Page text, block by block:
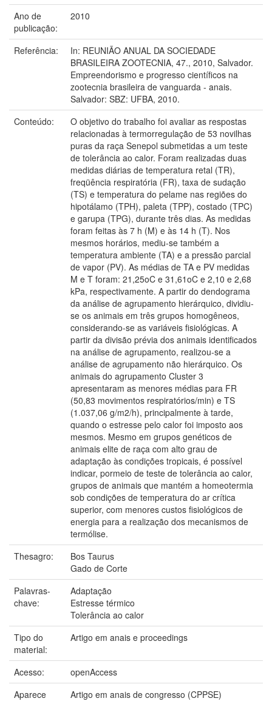
Ano de
publicação:
2010
Referência:
In: REUNIÃO ANUAL DA SOCIEDADE
BRASILEIRA ZOOTECNIA, 47., 2010, Salvador.
Empreendorismo e progresso científicos na
zootecnia brasileira de vanguarda - anais.
Salvador: SBZ: UFBA, 2010.
Conteúdo:
O objetivo do trabalho foi avaliar as respostas
relacionadas à termorregulação de 53 novilhas
puras da raça Senepol submetidas a um teste
de tolerância ao calor. Foram realizadas duas
medidas diárias de temperatura retal (TR),
freqüência respiratória (FR), taxa de sudação
(TS) e temperatura do pelame nas regiões do
hipotálamo (TPH), paleta (TPP), costado (TPC)
e garupa (TPG), durante três dias. As medidas
foram feitas às 7 h (M) e às 14 h (T). Nos
mesmos horários, mediu-se também a
temperatura ambiente (TA) e a pressão parcial
de vapor (PV). As médias de TA e PV medidas
M e T foram: 21,25oC e 31,61oC e 2,10 e 2,68
kPa, respectivamente. A partir do dendograma
da análise de agrupamento hierárquico, dividiu-
se os animais em três grupos homogêneos,
considerando-se as variáveis fisiológicas. A
partir da divisão prévia dos animais identificados
na análise de agrupamento, realizou-se a
análise de agrupamento não hierárquico. Os
animais do agrupamento Cluster 3
apresentaram as menores médias para FR
(50,83 movimentos respiratórios/min) e TS
(1.037,06 g/m2/h), principalmente à tarde,
quando o estresse pelo calor foi imposto aos
mesmos. Mesmo em grupos genéticos de
animais elite de raça com alto grau de
adaptação às condições tropicais, é possível
indicar, pormeio de teste de tolerância ao calor,
grupos de animais que mantém a homeotermia
sob condições de temperatura do ar crítica
superior, com menores custos fisiológicos de
energia para a realização dos mecanismos de
termólise.
Thesagro:
Bos Taurus
Gado de Corte
Palavras-
chave:
Adaptação
Estresse térmico
Tolerância ao calor
Tipo do
material:
Artigo em anais e proceedings
Acesso:
openAccess
Aparece
Artigo em anais de congresso (CPPSE)